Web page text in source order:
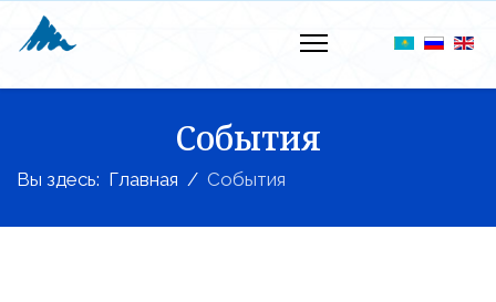
События
Вы здесь: Главная События